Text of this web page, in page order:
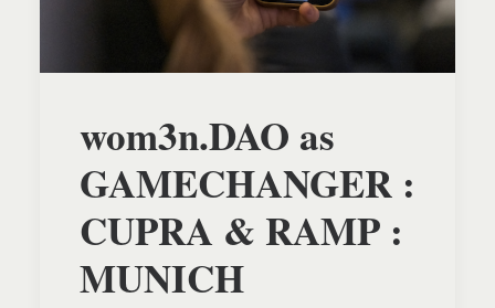
wom3n.DAO as
GAMECHANGER :
CUPRA & RAMP :
MUNICH